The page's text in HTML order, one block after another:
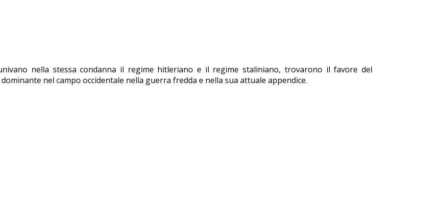
nella stessa condanna il regime hitleriano e il regime staliniano, trovarono il favore del
nel campo occidentale nella guerra fredda e nella sua attuale appendice.